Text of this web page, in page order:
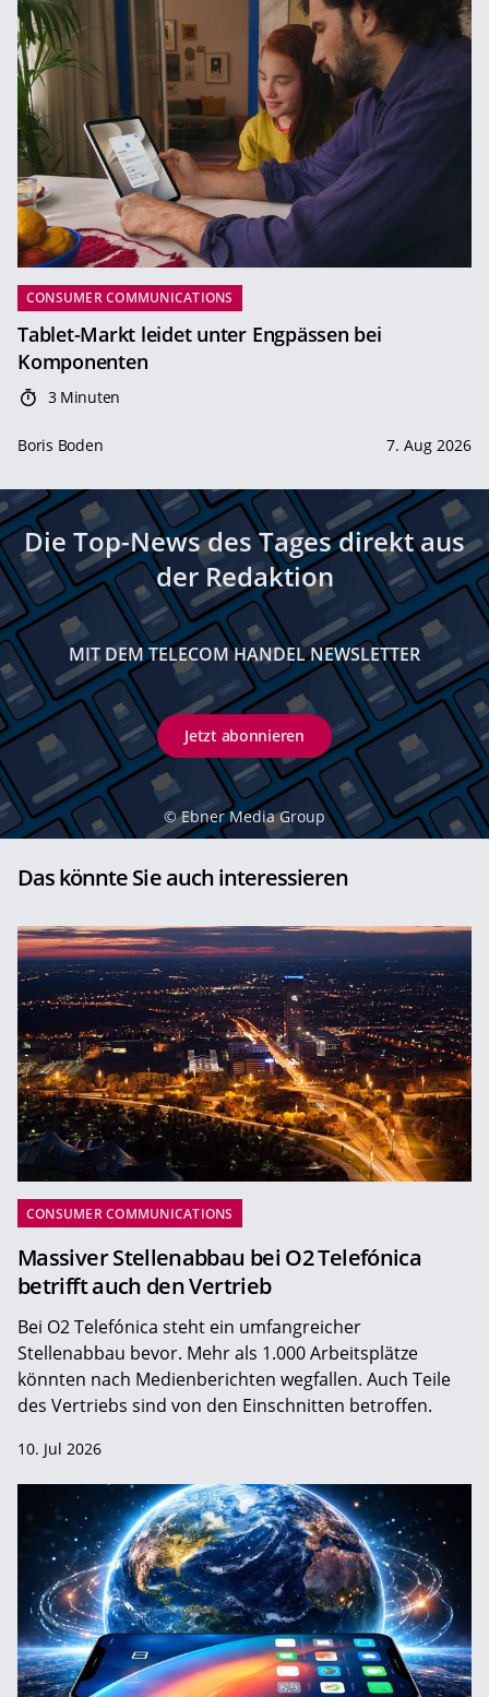
CONSUMER COMMUNICATIONS
Tablet-Markt leidet unter Engpässen bei
Komponenten
3 Minuten
Boris Boden 7. Aug 2026
Die Top-News des Tages direkt aus
der Redaktion
MIT DEM TELECOM HANDEL NEWSLETTER
Jetzt abonnieren
© Ebner Media Group
Das könnte Sie auch interessieren
CONSUMER COMMUNICATIONS
Massiver Stellenabbau bei O2 Telefónica
betrifft auch den Vertrieb
Bei O2 Telefónica steht ein umfangreicher
Stellenabbau bevor. Mehr als 1.000 Arbeitsplätze
könnten nach Medienberichten wegfallen. Auch Teile
des Vertriebs sind von den Einschnitten betroffen.
10. Jul 2026